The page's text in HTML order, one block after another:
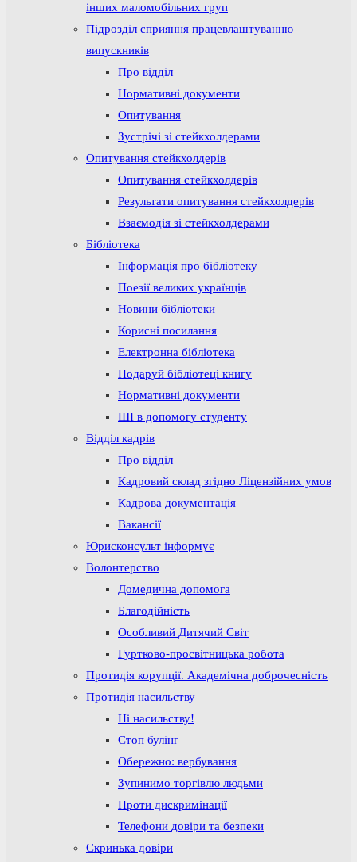
інших маломобільних груп
Підрозділ сприяння працевлаштуванню
випускників
Про відділ
Нормативні документи
Опитування
Зустрічі зі стейкхолдерами
Опитування стейкхолдерів
Опитування стейкхолдерів
Результати опитування стейкхолдерів
Взаємодія зі стейкхолдерами
Бібліотека
Інформація про бібліотеку
Поезії великих українців
Новини бібліотеки
Корисні посилання
Електронна бібліотека
Подаруй бібліотеці книгу
Нормативні документи
ШІ в допомогу студенту
Відділ кадрів
Про відділ
Кадровий склад згідно Ліцензійних умов
Кадрова документація
Вакансії
Юрисконсульт інформує
Волонтерство
Домедична допомога
Благодійність
Особливий Дитячий Світ
Гуртково-просвітницька робота
Протидія корупції. Академічна доброчесність
Протидія насильству
Ні насильству!
Стоп булінг
Обережно: вербування
Зупинимо торгівлю людьми
Проти дискримінації
Телефони довіри та безпеки
Скринька довіри